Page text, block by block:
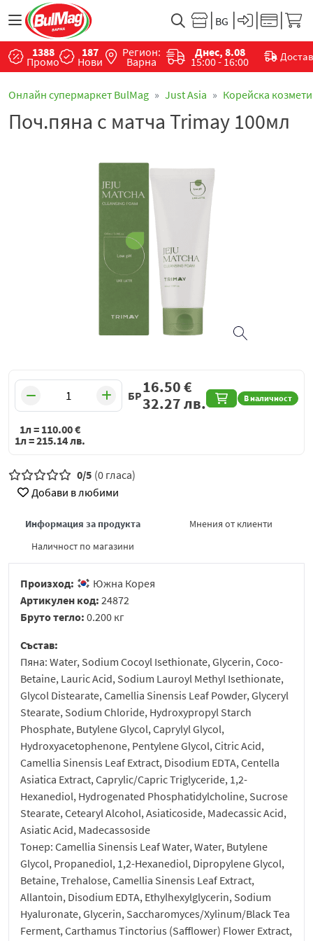
1388
Промо
187
Нови
Регион:
Варна
Днес, 8.08
15:00 - 16:00
Онлайн супермаркет BulMag Just Asia Корейска
Поч.пяна с матча Trimay 100мл
БР В наличност
16.50€
32.27лв.
1л = 110.00€
1л =215.14лв.
0/5 (0 гласа)
Добави в любими
Информация за продукта
Мнения от клиенти
Наличност по магазини
Произход:
Южна Корея
Артикулен код: 24872
Бруто тегло: 0.200 кг
Състав:
Пяна: Water, Sodium Cocoyl Isethionate, Glycerin, Coco-
Betaine, Lauric Acid, Sodium Lauroyl Methyl Isethionate,
Glycol Distearate, Camellia Sinensis Leaf Powder, Glyceryl
Stearate, Sodium Chloride, Hydroxypropyl Starch
Phosphate, Butylene Glycol, Caprylyl Glycol,
Hydroxyacetophenone, Pentylene Glycol, Citric Acid,
Camellia Sinensis Leaf Extract, Disodium EDTA, Centella
Asiatica Extract, Caprylic/Capric Triglyceride, 1,2-
Hexanediol, Hydrogenated Phosphatidylcholine, Sucrose
Stearate, Cetearyl Alcohol, Asiaticoside, Madecassic Acid,
Asiatic Acid, Madecassoside
Тонер: Camellia Sinensis Leaf Water, Water, Butylene
Glycol, Propanediol, 1,2-Hexanediol, Dipropylene Glycol,
Betaine, Trehalose, Camellia Sinensis Leaf Extract,
Allantoin, Disodium EDTA, Ethylhexylglycerin, Sodium
Hyaluronate, Glycerin, Saccharomyces/Xylinum/Black Tea
Ferment, Carthamus Tinctorius (Safflower) Flower Extract,